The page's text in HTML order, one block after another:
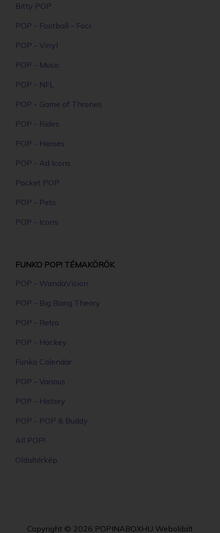
Bitty POP
POP - Football - Foci
POP - Vinyl
POP - Music
POP - NFL
POP - Game of Thrones
POP - Rides
POP - Heroes
POP - Ad Icons
Pocket POP
POP - Pets
POP - Icons
FUNKO POP! TÉMAKÖRÖK
POP - WandaVision
POP - Big Bang Theory
POP - Retro
POP - Hockey
Funko Calendar
POP - Various
POP - History
POP - POP & Buddy
All POP!
Oldaltérkép
Copyright © 2026 POPINABOXHU Weboldalt